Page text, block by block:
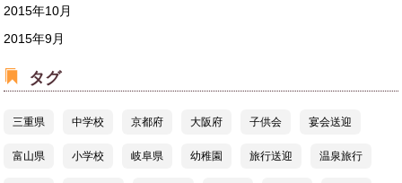
2015年10月
2015年9月
タグ
三重県 中学校 京都府 大阪府 子供会 宴会送迎
富山県 小学校 岐阜県 幼稚園 旅行送迎 温泉旅行